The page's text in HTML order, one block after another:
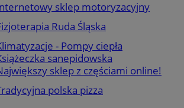
sklep motoryzacyjny
Ruda Śląska
- Pompy ciepła
sanepidowska
sklep z częściami online!
polska pizza